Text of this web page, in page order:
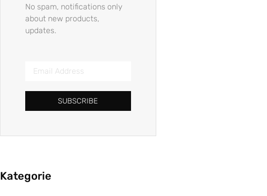
No spam, notifications only
about new products,
updates.
SUBSCRIBE
Kategorie